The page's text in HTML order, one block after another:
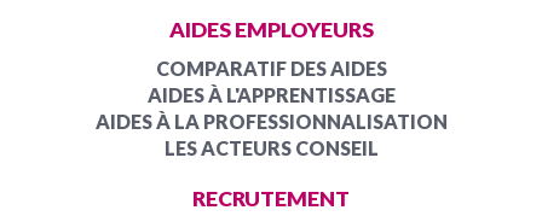
AIDES EMPLOYEURS
COMPARATIF DES AIDES
AIDES À L'APPRENTISSAGE
AIDES À LA PROFESSIONNALISATION
LES ACTEURS CONSEIL
RECRUTEMENT